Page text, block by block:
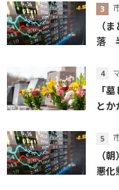
（
落
「
と
（
悪化